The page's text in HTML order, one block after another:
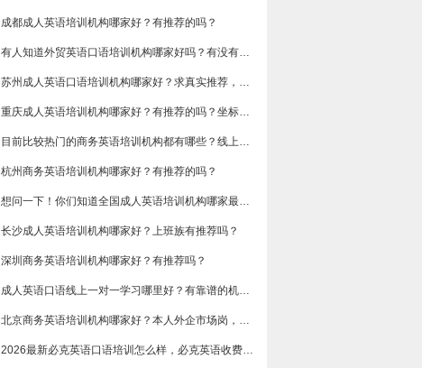
成都成人英语培训机构哪家好？有推荐的吗？
有人知道外贸英语口语培训机构哪家好吗？有没有排行榜参考一下？最好说下费用
苏州成人英语口语培训机构哪家好？求真实推荐，广告勿扰，谢谢！
重庆成人英语培训机构哪家好？有推荐的吗？坐标重庆，目前在解放碑一家外贸公司做跟单
目前比较热门的商务英语培训机构都有哪些？线上好吗？还是线下呢？
杭州商务英语培训机构哪家好？有推荐的吗？
想问一下！你们知道全国成人英语培训机构哪家最好吗？收费多少呢？
长沙成人英语培训机构哪家好？上班族有推荐吗？
深圳商务英语培训机构哪家好？有推荐吗？
成人英语口语线上一对一学习哪里好？有靠谱的机构可以推荐吗？
​北京商务英语培训机构哪家好？本人外企市场岗，急需提升谈判和汇报口语，求真实体验分享，广告勿扰，谢谢
2026最新必克英语口语培训怎么样，必克英语收费价格多少？